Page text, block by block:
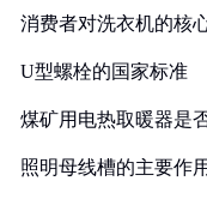
消费者对洗衣机的核
U型螺栓的国家标准
煤矿用电热取暖器是
照明母线槽的主要作